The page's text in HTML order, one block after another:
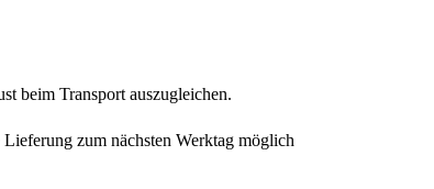
beim Transport auszugleichen.
zum nächsten Werktag möglich